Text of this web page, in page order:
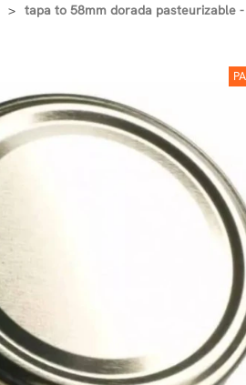
tapa to 58mm dorada pasteurizable